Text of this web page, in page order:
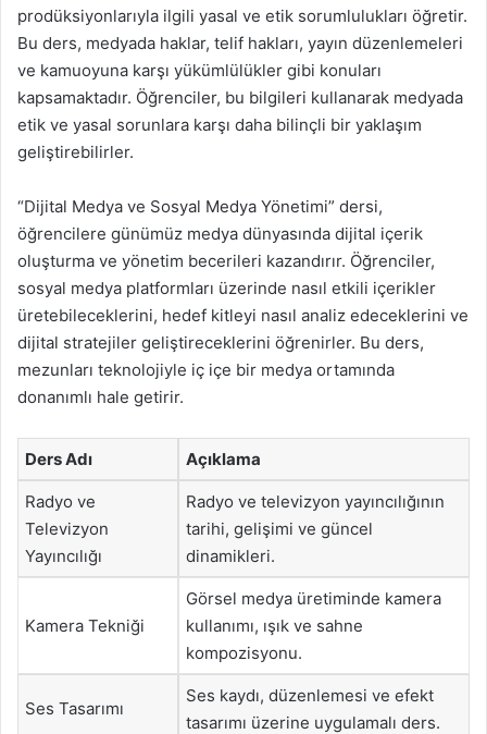
prodüksiyonlarıyla ilgili yasal ve etik sorumlulukları öğretir.
Bu ders, medyada haklar, telif hakları, yayın düzenlemeleri
ve kamuoyuna karşı yükümlülükler gibi konuları
kapsamaktadır. Öğrenciler, bu bilgileri kullanarak medyada
etik ve yasal sorunlara karşı daha bilinçli bir yaklaşım
geliştirebilirler.
“Dijital Medya ve Sosyal Medya Yönetimi” dersi,
öğrencilere günümüz medya dünyasında dijital içerik
oluşturma ve yönetim becerileri kazandırır. Öğrenciler,
sosyal medya platformları üzerinde nasıl etkili içerikler
üretebileceklerini, hedef kitleyi nasıl analiz edeceklerini ve
dijital stratejiler geliştireceklerini öğrenirler. Bu ders,
mezunları teknolojiyle iç içe bir medya ortamında
donanımlı hale getirir.
Ders Adı Açıklama
Radyo ve
Televizyon
Yayıncılığı
Radyo ve televizyon yayıncılığının
tarihi, gelişimi ve güncel
dinamikleri.
Kamera Tekniği
Görsel medya üretiminde kamera
kullanımı, ışık ve sahne
kompozisyonu.
Ses Tasarımı
Ses kaydı, düzenlemesi ve efekt
tasarımı üzerine uygulamalı ders.